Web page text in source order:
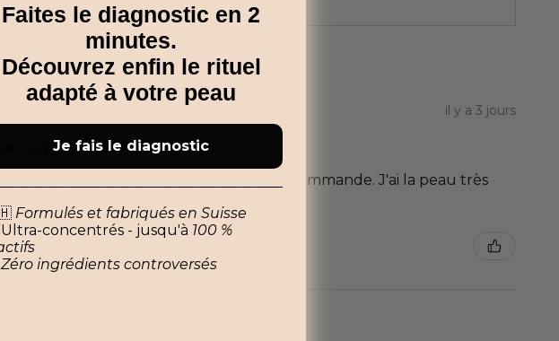
il y a 3 jours
et la rendre souple
du sérum ou si je suis en attente de la commande. J'ai la peau très
Faites le diagnostic en 2
minutes.
Découvrez enfin le rituel
adapté à votre peau
Je fais le diagnostic
Formulés et fabriqués en Suisse
Ultra-concentrés - jusqu'à 100 %
Zéro ingrédients controversés